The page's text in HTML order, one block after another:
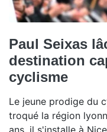
Paul Seixas
destination
cyclisme
Le jeune prodige du
troqué la région